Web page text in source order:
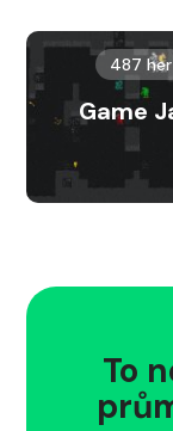
487 her
Game
To